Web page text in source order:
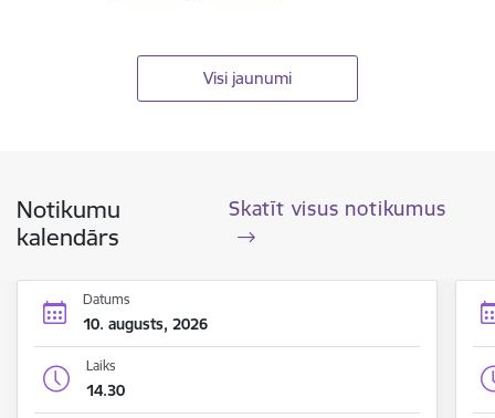
Visi jaunumi
Notikumu
kalendārs
Skatīt visus notikumus
Datums
10. augusts, 2026
Laiks
14.30